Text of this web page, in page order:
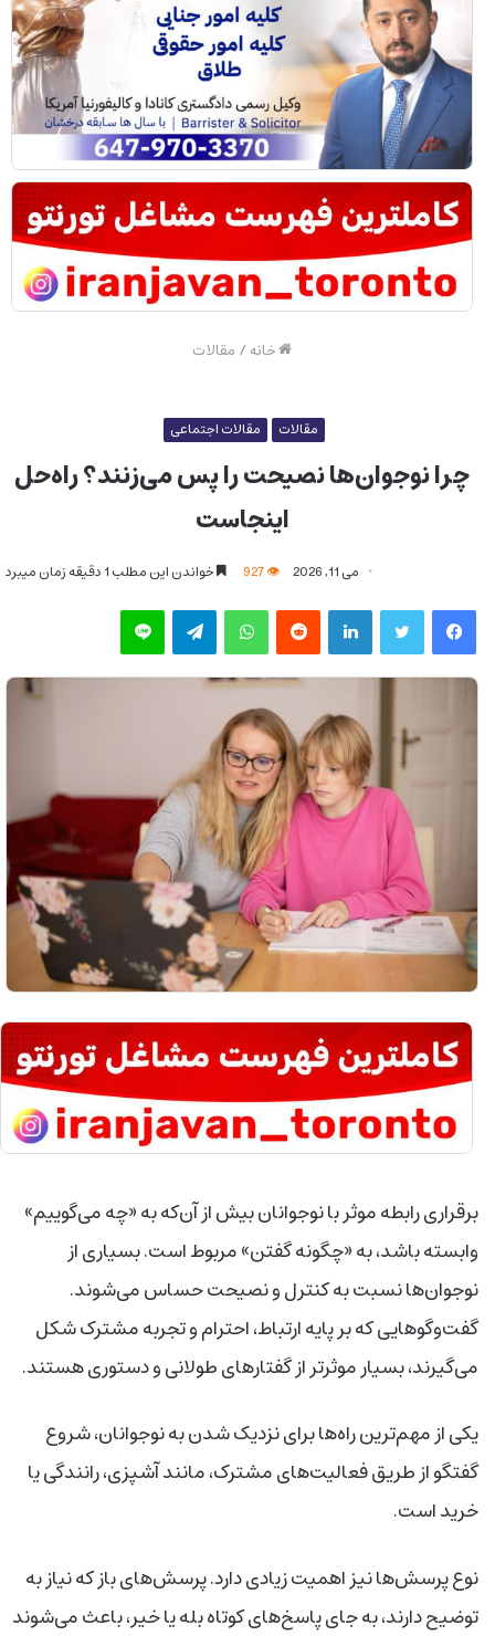
خانه/ مقالات
مقالات مقالات اجتماعی
چرا نوجوان‌ها نصیحت را پس می‌زنند؟ راه‌حل
اینجاست
می 11, 2026 خواندن این مطلب 1 دقیقه زمان میبرد
فیس بوک توییتر لینکدین‫رددیت واتس آپ تلگرام لاین
برقراری رابطه موثر با نوجوانان بیش از آن‌که به «چه می‌گوییم»
وابسته باشد، به «چگونه گفتن» مربوط است. بسیاری از
نوجوان‌ها نسبت به کنترل و نصیحت حساس می‌شوند.
گفت‌وگوهایی که بر پایه ارتباط، احترام و تجربه مشترک شکل
می‌گیرند، بسیار موثرتر از گفتارهای طولانی و دستوری هستند.
یکی از مهم‌ترین راه‌ها برای نزدیک شدن به نوجوانان، شروع
گفتگو از طریق فعالیت‌های مشترک، مانند آشپزی، رانندگی یا
خرید است.
نوع پرسش‌ها نیز اهمیت زیادی دارد. پرسش‌های باز که نیاز به
توضیح دارند، به جای پاسخ‌های کوتاه بله یا خیر، باعث می‌شوند